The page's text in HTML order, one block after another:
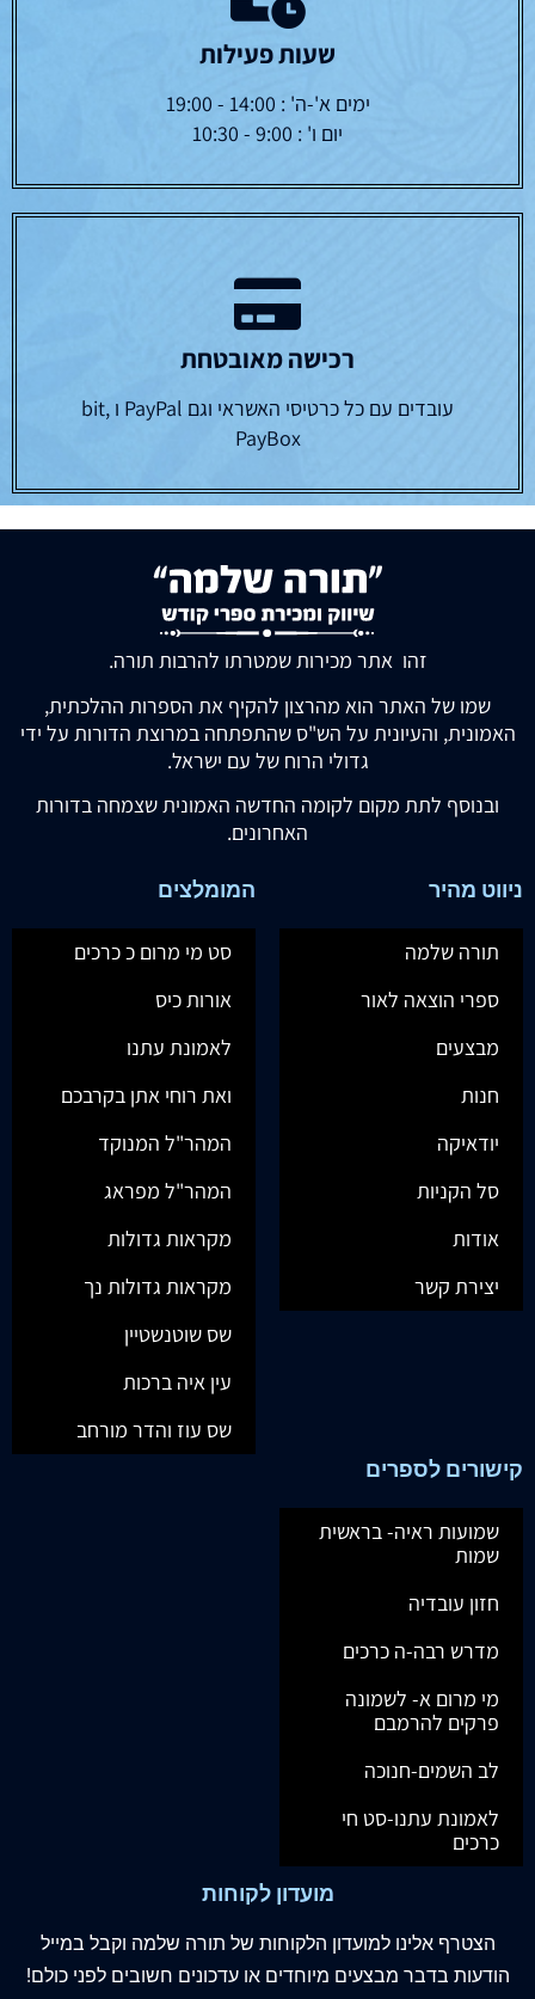
שעות פעילות
ימים א'-ה' : 14:00 - 19:00
יום ו' : 9:00 - 10:30
רכישה מאובטחת
עובדים עם כל כרטיסי האשראי וגם PayPal ו bit,
PayBox
זהו אתר מכירות שמטרתו להרבות תורה.
שמו של האתר הוא מהרצון להקיף את הספרות ההלכתית,
האמונית, והעיונית על הש"ס שהתפתחה במרוצת הדורות על ידי
גדולי הרוח של עם ישראל.
ובנוסף לתת מקום לקומה החדשה האמונית שצמחה בדורות
האחרונים.
ניווט מהיר
תורה שלמה
ספרי הוצאה לאור
מבצעים
חנות
יודאיקה
סל הקניות
אודות
יצירת קשר
המומלצים
סט מי מרום כ כרכים
אורות כיס
לאמונת עתנו
ואת רוחי אתן בקרבכם
המהר"ל המנוקד
המהר"ל מפראג
מקראות גדולות
מקראות גדולות נך
שס שוטנשטיין
עין איה ברכות
שס עוז והדר מורחב
קישורים לספרים
שמועות ראיה- בראשית
שמות
חזון עובדיה
מדרש רבה-ה כרכים
מי מרום א- לשמונה
פרקים להרמבם
לב השמים-חנוכה
לאמונת עתנו-סט חי
כרכים
מועדון לקוחות
הצטרף אלינו למועדון הלקוחות של תורה שלמה וקבל במייל
הודעות בדבר מבצעים מיוחדים או עדכונים חשובים לפני כולם!